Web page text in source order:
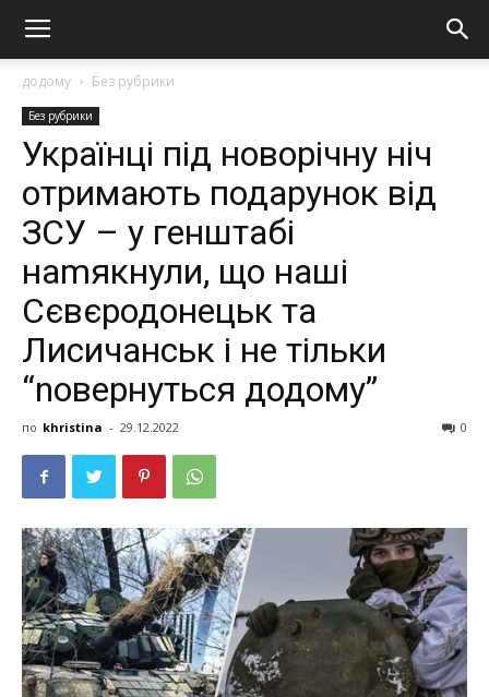
додому Без рубрики
Без рубрики
Українці під новорічну ніч
отримають подарунок від
ЗСУ – у генштабі
наmякнули, що наші
Сєвєродонецьк та
Лисичанськ і не тільки
“nовернуться додому”
по khristina - 29.12.2022 0